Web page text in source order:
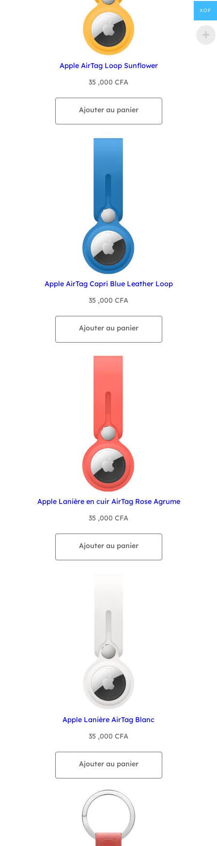
Apple AirTag Loop Sunflower
35 ,000 CFA
Ajouter au panier
Apple AirTag Capri Blue Leather Loop
35 ,000 CFA
Ajouter au panier
Apple Lanière en cuir AirTag Rose Agrume
35 ,000 CFA
Ajouter au panier
Apple Lanière AirTag Blanc
35 ,000 CFA
Ajouter au panier
XOF